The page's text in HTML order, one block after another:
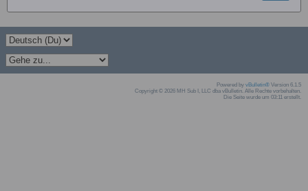
Powered by vBulletin® Version 6.1.5
Copyright © 2026 MH Sub I, LLC dba vBulletin. Alle Rechte vorbehalten.
Die Seite wurde um 03:11 erstellt.